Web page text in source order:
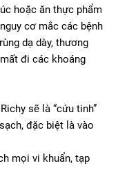
hoặc ăn thực phẩm
cơ mắc các bệnh
dạ dày, thương
đi các khoáng
sẽ là “cứu tinh”
đặc biệt là vào
mọi vi khuẩn, tạp